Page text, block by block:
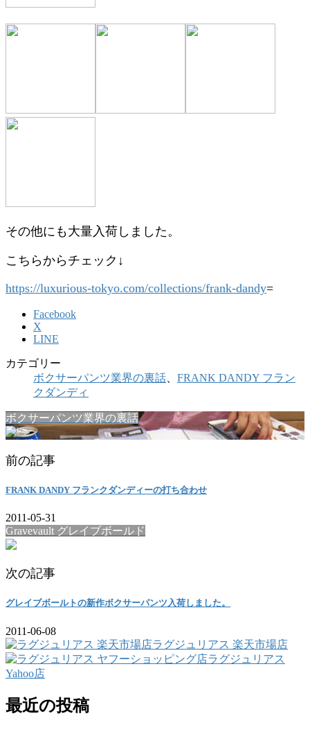
その他にも大量入荷しました。
こちらからチェック↓
https://luxurious-tokyo.com/collections/frank-dandy=
Facebook
X
LINE
カテゴリー
ボクサーパンツ業界の裏話
FRANK DANDY フラン
クダンディ
ボクサーパンツ業界の裏話
前の記事
FRANK DANDY フランクダンディーの打ち合わせ
2011-05-31
Gravevault グレイブボールド
次の記事
グレイブボールトの新作ボクサーパンツ入荷しました。
2011-06-08
ラグジュリアス 楽天市場店
ラグジュリアス
Yahoo店
最近の投稿